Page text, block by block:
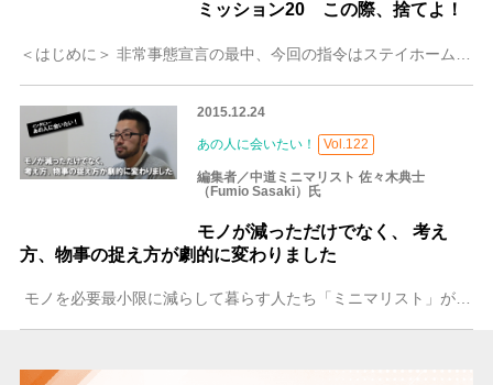
ミッション20 この際、捨てよ！
2015.12.24
あの人に会いたい！ Vol.122
編集者／中道ミニマリスト 佐々木典士
（Fumio Sasaki）氏
モノが減っただけでなく、 考え
方、物事の捉え方が劇的に変わりました
モノを必要最小限に減らして暮らす人たち「ミニマリスト」が注目されています。「ミニマリスト」を1つの考え方、哲学として捉えることで、クリエイターにとって、新しい